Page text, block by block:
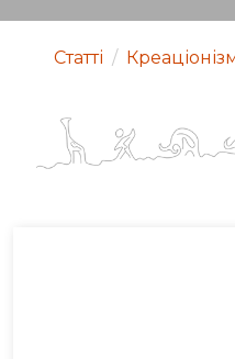
Статті /